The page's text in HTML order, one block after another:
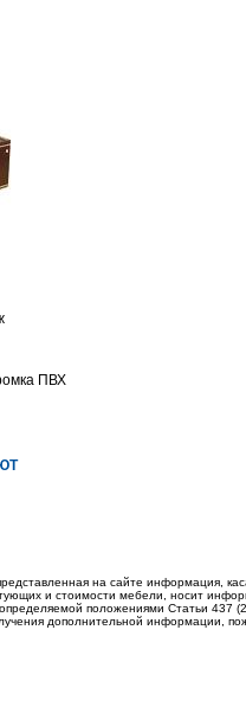
ПВХ
на сайте информация,
и стоимости мебели, носит
определяемой положениями Статьи 437
дополнительной информации,